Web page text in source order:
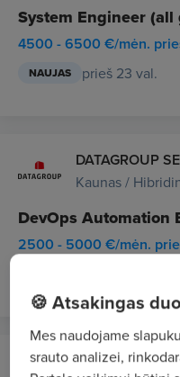
System Engineer
4500 - 6500 €/mėn.
NAUJAS prieš 23 val.
DATAGROUP SE
Kaunas /
DevOps Automation
2500 - 5000 €/mėn.
Apdailos
🍪 Atsakingas
Mes naudojame
srauto analizei,